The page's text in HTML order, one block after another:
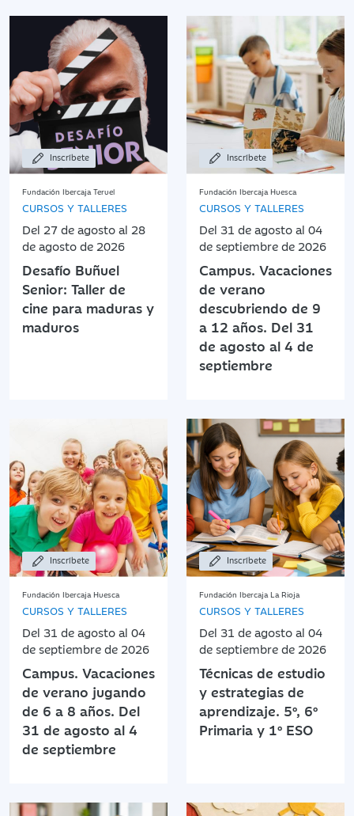
Inscríbete
Fundación Ibercaja Teruel
CURSOS Y TALLERES
Del 27 de agosto al 28
de agosto de 2026
Desafío Buñuel
Senior: Taller de
cine para maduras y
maduros
Inscríbete
Fundación Ibercaja Huesca
CURSOS Y TALLERES
Del 31 de agosto al 04
de septiembre de 2026
Campus. Vacaciones
de verano
descubriendo de 9
a 12 años. Del 31
de agosto al 4 de
septiembre
Inscríbete
Fundación Ibercaja Huesca
CURSOS Y TALLERES
Del 31 de agosto al 04
de septiembre de 2026
Campus. Vacaciones
de verano jugando
de 6 a 8 años. Del
31 de agosto al 4
de septiembre
Inscríbete
Fundación Ibercaja La Rioja
CURSOS Y TALLERES
Del 31 de agosto al 04
de septiembre de 2026
Técnicas de estudio
y estrategias de
aprendizaje. 5º, 6º
Primaria y 1º ESO